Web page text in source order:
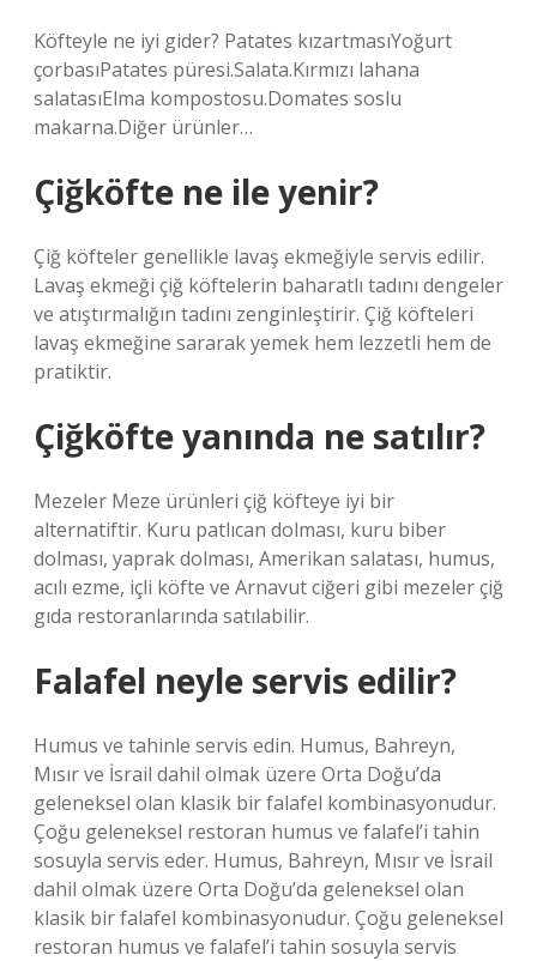
Köfteyle ne iyi gider? Patates kızartmasıYoğurt
çorbasıPatates püresi.Salata.Kırmızı lahana
salatasıElma kompostosu.Domates soslu
makarna.Diğer ürünler…
Çiğköfte ne ile yenir?
Çiğ köfteler genellikle lavaş ekmeğiyle servis edilir.
Lavaş ekmeği çiğ köftelerin baharatlı tadını dengeler
ve atıştırmalığın tadını zenginleştirir. Çiğ köfteleri
lavaş ekmeğine sararak yemek hem lezzetli hem de
pratiktir.
Çiğköfte yanında ne satılır?
Mezeler Meze ürünleri çiğ köfteye iyi bir
alternatiftir. Kuru patlıcan dolması, kuru biber
dolması, yaprak dolması, Amerikan salatası, humus,
acılı ezme, içli köfte ve Arnavut ciğeri gibi mezeler çiğ
gıda restoranlarında satılabilir.
Falafel neyle servis edilir?
Humus ve tahinle servis edin. Humus, Bahreyn,
Mısır ve İsrail dahil olmak üzere Orta Doğu’da
geleneksel olan klasik bir falafel kombinasyonudur.
Çoğu geleneksel restoran humus ve falafel’i tahin
sosuyla servis eder. Humus, Bahreyn, Mısır ve İsrail
dahil olmak üzere Orta Doğu’da geleneksel olan
klasik bir falafel kombinasyonudur. Çoğu geleneksel
restoran humus ve falafel’i tahin sosuyla servis